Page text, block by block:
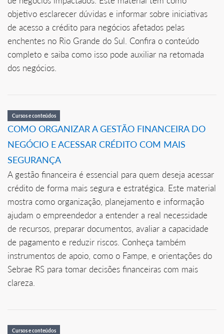
objetivo esclarecer dúvidas e informar sobre iniciativas
de acesso a crédito para negócios afetados pelas
enchentes no Rio Grande do Sul. Confira o conteúdo
completo e saiba como isso pode auxiliar na retomada
dos negócios.
Cursos e conteúdos
COMO ORGANIZAR A GESTÃO FINANCEIRA DO
NEGÓCIO E ACESSAR CRÉDITO COM MAIS
SEGURANÇA
A gestão financeira é essencial para quem deseja acessar
crédito de forma mais segura e estratégica. Este material
mostra como organização, planejamento e informação
ajudam o empreendedor a entender a real necessidade
de recursos, preparar documentos, avaliar a capacidade
de pagamento e reduzir riscos. Conheça também
instrumentos de apoio, como o Fampe, e orientações do
Sebrae RS para tomar decisões financeiras com mais
clareza.
Cursos e conteúdos